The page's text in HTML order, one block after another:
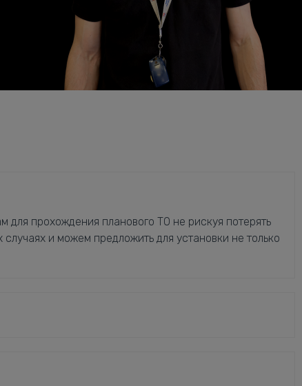
прохождения планового ТО не рискуя потерять
и можем предложить для установки не только